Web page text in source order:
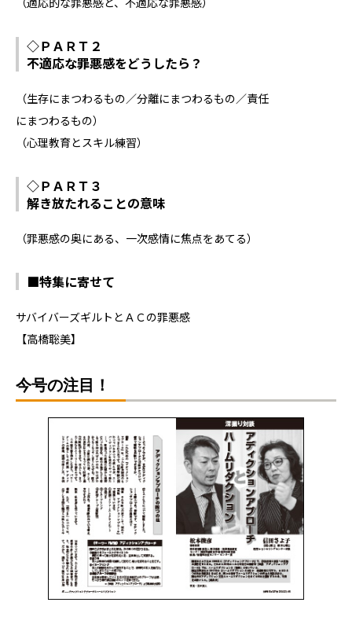
◇ＰＡＲＴ２
不適応な罪悪感をどうしたら？
（生存にまつわるもの／分離にまつわるもの／責任
にまつわるもの）
（心理教育とスキル練習）
◇ＰＡＲＴ３
解き放たれることの意味
（罪悪感の奥にある、一次感情に焦点をあてる）
■特集に寄せて
サバイバーズギルトとＡＣの罪悪感
【高橋聡美】
今号の注目！